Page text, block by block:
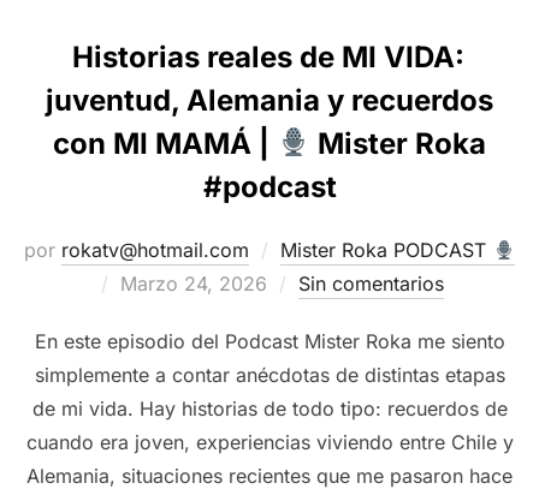
Historias reales de MI VIDA:
juventud, Alemania y recuerdos
con MI MAMÁ |
Mister Roka
#podcast
por rokatv@hotmail.com
Mister Roka PODCAST
Publicado
Marzo 24, 2026 Sin comentarios
En este episodio del Podcast Mister Roka me siento
simplemente a contar anécdotas de distintas etapas
de mi vida. Hay historias de todo tipo: recuerdos de
cuando era joven, experiencias viviendo entre Chile y
Alemania, situaciones recientes que me pasaron hace